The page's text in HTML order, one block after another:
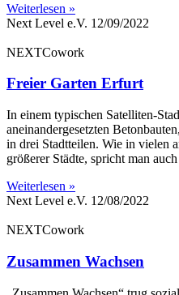
Weiterlesen »
Next Level e.V. 12/09/2022
NEXTCowork
Freier Garten Erfurt
In einem typischen Satelliten-
aneinandergesetzten
in drei Stadtteilen. Wie in vielen
größerer Städte, spricht man
Weiterlesen »
Next Level e.V. 12/08/2022
NEXTCowork
Zusammen Wachsen